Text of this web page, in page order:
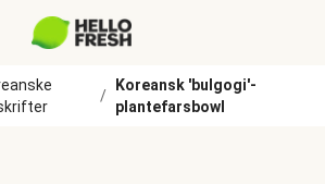
/
Koreansk 'bulgogi'-
plantefarsbowl